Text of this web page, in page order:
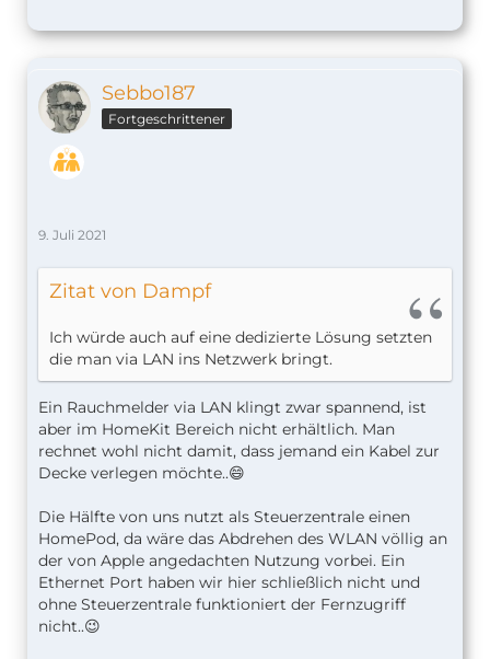
empfehlen. Aber wenn du was fürs Bad, Keller o.ä.
benötigst wo ein normaler Rauchmelder nicht in
Frage kommt würde ich den Hitzemelder von
frient empfehlen. Am Deconz Gateway gibt er
_encoding=UTF8&psc=1
Sebbo187
Fortgeschrittener
9. Juli 2021
Zitat von Dampf
Ich würde auch auf eine dedizierte Lösung setzten
die man via LAN ins Netzwerk bringt.
Ein Rauchmelder via LAN klingt zwar spannend, ist
aber im HomeKit Bereich nicht erhältlich. Man
rechnet wohl nicht damit, dass jemand ein Kabel zur
Decke verlegen möchte..😄
Die Hälfte von uns nutzt als Steuerzentrale einen
HomePod, da wäre das Abdrehen des WLAN völlig an
der von Apple angedachten Nutzung vorbei. Ein
Ethernet Port haben wir hier schließlich nicht und
ohne Steuerzentrale funktioniert der Fernzugriff
nicht..😉